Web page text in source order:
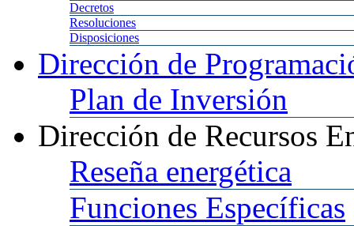
Decretos
Resoluciones
Disposiciones
Dirección de
Plan de Inversión
Dirección de Recursos
Reseña energética
Funciones Específicas